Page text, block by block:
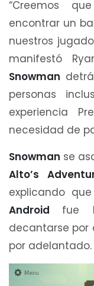
“Creemos
encontrar un
nuestros
manifestó
Snowman
personas
experiencia
necesidad de
Snowman se
Alto’s
explicando
Android fue
decantarse por
por adelantado.